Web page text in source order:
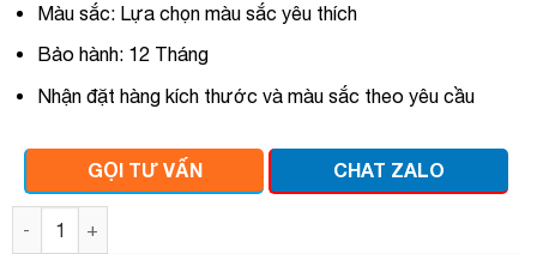
Màu sắc: Lựa chọn màu sắc yêu thích
Bảo hành: 12 Tháng
Nhận đặt hàng kích thước và màu sắc theo yêu cầu
GỌI TƯ VẤN CHAT ZALO
Bàn quầy lễ tân chữ l vân gỗ 1m4 x 1m2 lthd029 số lượng